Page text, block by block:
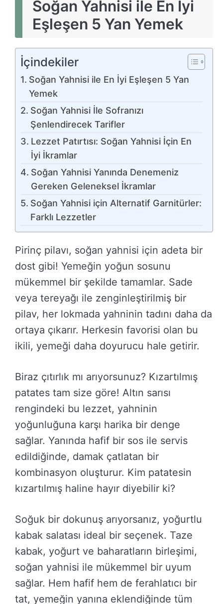
Soğan Yahnisi ile En İyi
Eşleşen 5 Yan Yemek
İçindekiler
Soğan Yahnisi ile En İyi Eşleşen 5 Yan
Yemek
Soğan Yahnisi İle Sofranızı
Şenlendirecek Tarifler
Lezzet Patırtısı: Soğan Yahnisi İçin En
İyi İkramlar
Soğan Yahnisi Yanında Denemeniz
Gereken Geleneksel İkramlar
Soğan Yahnisi için Alternatif Garnitürler:
Farklı Lezzetler
Pirinç pilavı, soğan yahnisi için adeta bir
dost gibi! Yemeğin yoğun sosunu
mükemmel bir şekilde tamamlar. Sade
veya tereyağı ile zenginleştirilmiş bir
pilav, her lokmada yahninin tadını daha da
ortaya çıkarır. Herkesin favorisi olan bu
ikili, yemeği daha doyurucu hale getirir.
Biraz çıtırlık mı arıyorsunuz? Kızartılmış
patates tam size göre! Altın sarısı
rengindeki bu lezzet, yahninin
yoğunluğuna karşı harika bir denge
sağlar. Yanında hafif bir sos ile servis
edildiğinde, damak çatlatan bir
kombinasyon oluşturur. Kim patatesin
kızartılmış haline hayır diyebilir ki?
Soğuk bir dokunuş arıyorsanız, yoğurtlu
kabak salatası ideal bir seçenek. Taze
kabak, yoğurt ve baharatların birleşimi,
soğan yahnisi ile mükemmel bir uyum
sağlar. Hem hafif hem de ferahlatıcı bir
tat, yemeğin yanına eklendiğinde tüm